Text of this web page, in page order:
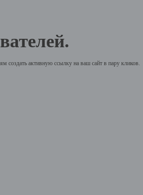
создать активную ссылку на ваш сайт в пару кликов.